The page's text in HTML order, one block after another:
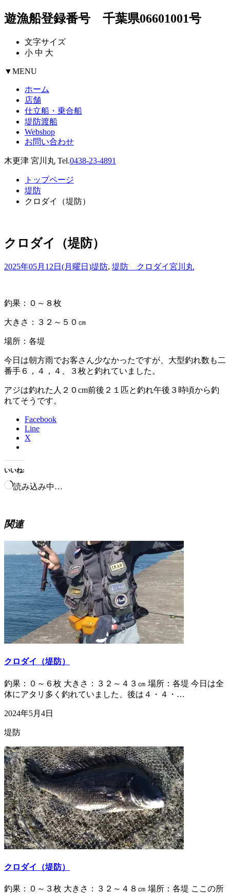
遊漁船登録番号 千葉県06601001号
文字サイズ
小 中 大
▼MENU
ホーム
店舗
仕立船・乗合船
堤防渡船
Webshop
お問い合わせ
木更津 宮川丸 Tel.0438-23-4891
トップページ
堤防
クロダイ（堤防）
クロダイ（堤防）
2025年05月12日(月曜日)堤防, 堤防 クロダイ宮川丸
釣果：０～８枚
大きさ：３２～５０㎝
場所：各堤
今日は朝方雨でお客さん少なかったですが、大型釣れ数も二
番手６，４，４、３枚と釣れていました。
アジは釣れた人２０cm前後２１匹と釣れ午後３時頃から釣
れてそうです。
Facebook
Line
X
いいね:
読み込み中…
関連
クロダイ（堤防）
釣果：０～６枚 大きさ：３２～４３㎝ 場所：各堤 今日は全
体にアタリ多く釣れていました、後は４・４・…
2024年5月4日
堤防
クロダイ（堤防）
釣果：０～３枚 大きさ：３２～４８㎝ 場所：各堤 ここの所